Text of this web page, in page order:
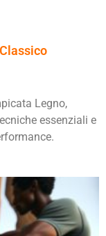
Legno,
essenziali e